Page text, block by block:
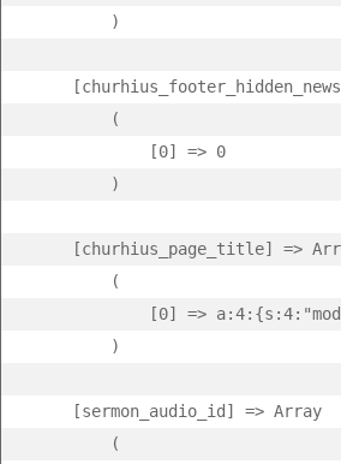
        )
        (
            [0] => 0
        )
[churhius_page_title] =>
        (
[0] =>
        )
    [sermon_audio_id] => Array
        (